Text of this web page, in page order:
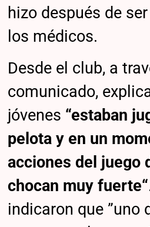
hizo después de
los médicos.
Desde el club, a
comunicado,
jóvenes “estaban
pelota y en un
acciones del juego
chocan muy fuerte“
indicaron que ”uno